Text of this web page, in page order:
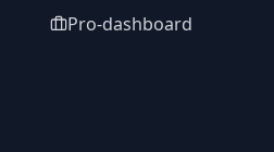
Pro-dashboard